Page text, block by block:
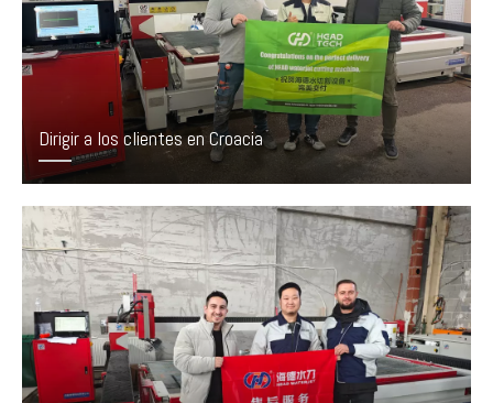
Dirigir a los clientes en Croacia